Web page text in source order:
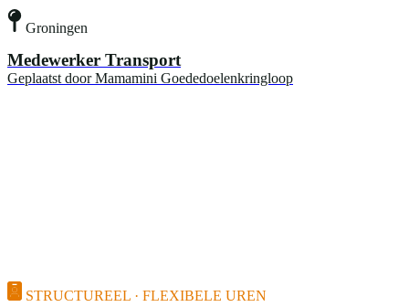
Groningen
Medewerker Transport
Geplaatst door Mamamini Goededoelenkringloop
STRUCTUREEL · FLEXIBELE UREN